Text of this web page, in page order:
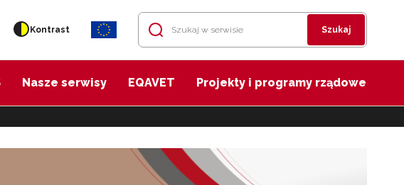
Kontrast Szukaj
Nasze serwisy EQAVET Projekty i programy rządowe